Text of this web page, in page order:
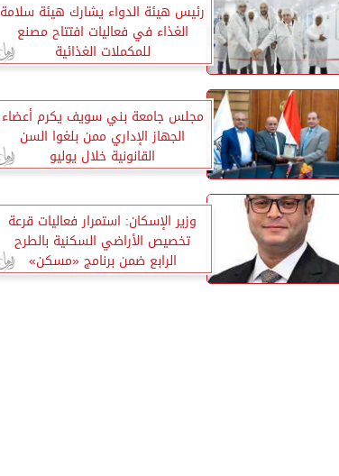
رئيس هيئة الدواء يشارك هيئة سلامة
الغذاء في فعاليات افتتاح مصنع
للمكملات الغذائية
مجلس جامعة بني سويف يكرم أعضاء
الجهاز الإداري ممن بلغوا السن
القانونية خلال يوليو
وزير الإسكان: استمرار فعاليات قرعة
تخصيص الأراضي السكنية بالطرح
الرابع ضمن برنامج «مسكن»